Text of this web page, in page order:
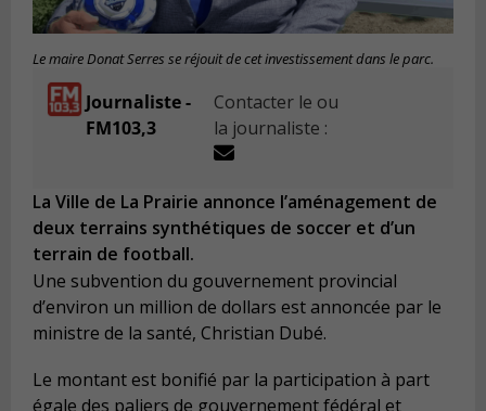
Le maire Donat Serres se réjouit de cet investissement dans le parc.
Journaliste -
FM103,3
Contacter le ou
la journaliste :
La Ville de La Prairie annonce l’aménagement de
deux terrains synthétiques de soccer et d’un
terrain de football.
Une subvention du gouvernement provincial
d’environ un million de dollars est annoncée par le
ministre de la santé, Christian Dubé.
Le montant est bonifié par la participation à part
égale des paliers de gouvernement fédéral et